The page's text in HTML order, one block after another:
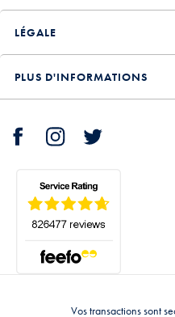
LÉGALE
PLUS D'INFORMATIONS
Vos transactions sont